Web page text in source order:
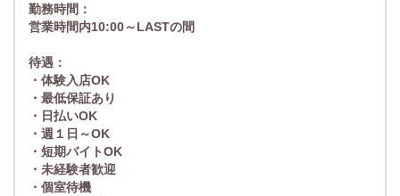
勤務時間：
営業時間内10:00～LASTの間
待遇：
・体験入店OK
・最低保証あり
・日払いOK
・週１日～OK
・短期バイトOK
・未経験者歓迎
・個室待機